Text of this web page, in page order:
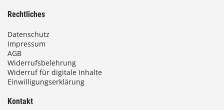
Rechtliches
Datenschutz
Impressum
AGB
Widerrufsbelehrung
Widerruf für digitale Inhalte
Einwilligungserklärung
Kontakt